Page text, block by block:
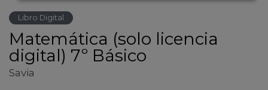
Libro Digital
Matemática (solo licencia
digital) 7º Básico
Savia